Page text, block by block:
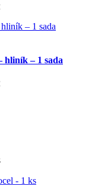
hliník – 1 sada